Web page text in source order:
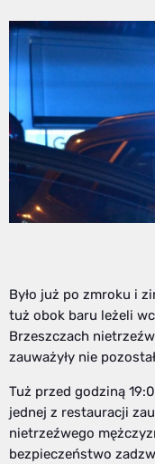
Było już po zmroku i
tuż obok baru leżeli
Brzeszczach
zauważyły nie
Tuż przed godziną
jednej z restauracji
nietrzeźwego
bezpieczeństwo